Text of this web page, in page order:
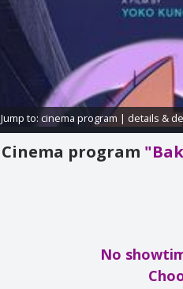
Jump to: cinema program | details &
Cinema program
No